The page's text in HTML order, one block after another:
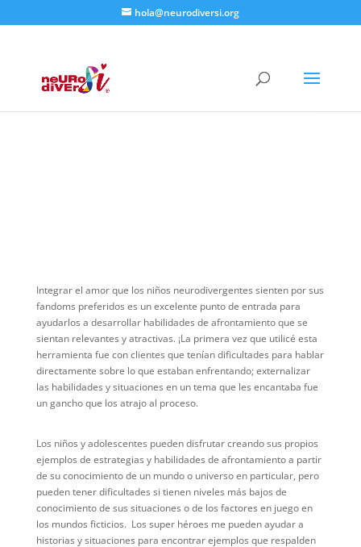
hola@neurodiversi.org
Integrar el amor que los niños neurodivergentes sienten por sus
fandoms preferidos es un excelente punto de entrada para
ayudarlos a desarrollar habilidades de afrontamiento que se
sientan relevantes y atractivas. ¡La primera vez que utilicé esta
herramienta fue con clientes que tenían dificultades para hablar
directamente sobre lo que estaban enfrentando; externalizar
las habilidades y situaciones en un tema que les encantaba fue
un gancho que los atrajo al proceso.
Los niños y adolescentes pueden disfrutar creando sus propios
ejemplos de estrategias y habilidades de afrontamiento a partir
de su conocimiento de un mundo o universo en particular, pero
pueden tener dificultades si tienen niveles más bajos de
conocimiento de sus situaciones o de los factores en juego en
los mundos ficticios. Los super héroes me pueden ayudar a
historias y situaciones para encontrar ejemplos que respalden